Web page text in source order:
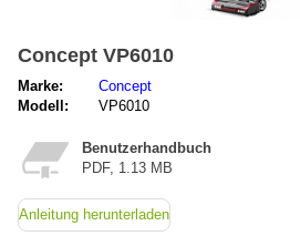
Concept VP6010
Marke:
Concept
Modell:
VP6010
Benutzerhandbuch
PDF, 1.13 MB
Anleitung herunterladen